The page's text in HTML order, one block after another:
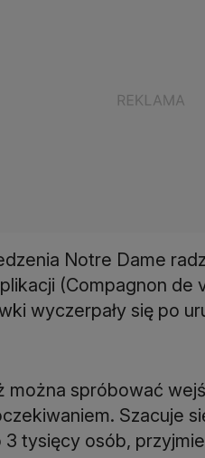
Notre Dame
(Compagnon de
wyczerpały się po
można spróbować
Szacuje
tysięcy osób,